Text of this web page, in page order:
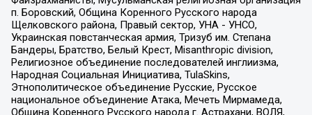
п. Боровский, Община Коренного Русского народа
Щелковского района, Правый сектор, УНА - УНСО,
Украинская повстанческая армия, Тризуб им. Степана
Бандеры, Братство, Белый Крест, Misanthropic division,
Религиозное объединение последователей инглиизма,
Народная Социальная Инициатива, TulaSkins,
Этнополитическое объединение Русские, Русское
национальное объединение Атака, Мечеть Мирмамеда,
Община Коренного Русского народа г. Астрахани, ВОЛЯ,